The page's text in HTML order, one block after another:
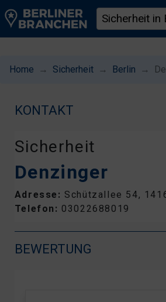
Home Sicherheit Berlin
KONTAKT
Sicherheit
Denzinger
Adresse: Schützallee 54,
Telefon: 03022688019
BEWERTUNG